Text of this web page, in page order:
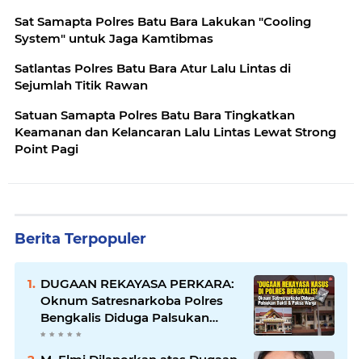
Sat Samapta Polres Batu Bara Lakukan "Cooling
System" untuk Jaga Kamtibmas
Satlantas Polres Batu Bara Atur Lalu Lintas di
Sejumlah Titik Rawan
Satuan Samapta Polres Batu Bara Tingkatkan
Keamanan dan Kelancaran Lalu Lintas Lewat Strong
Point Pagi
Berita Terpopuler
DUGAAN REKAYASA PERKARA:
Oknum Satresnarkoba Polres
Bengkalis Diduga Palsukan
Barang Bukti Hingga Paksa
Warga Hadir di TKP